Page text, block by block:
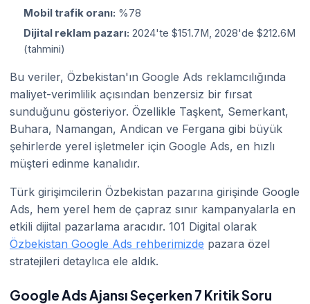
Mobil trafik oranı: %78
Dijital reklam pazarı: 2024'te $151.7M, 2028'de $212.6M
(tahmini)
Bu veriler, Özbekistan'ın Google Ads reklamcılığında
maliyet-verimlilik açısından benzersiz bir fırsat
sunduğunu gösteriyor. Özellikle Taşkent, Semerkant,
Buhara, Namangan, Andican ve Fergana gibi büyük
şehirlerde yerel işletmeler için Google Ads, en hızlı
müşteri edinme kanalıdır.
Türk girişimcilerin Özbekistan pazarına girişinde Google
Ads, hem yerel hem de çapraz sınır kampanyalarla en
etkili dijital pazarlama aracıdır. 101 Digital olarak
Özbekistan Google Ads rehberimizde pazara özel
stratejileri detaylıca ele aldık.
Google Ads Ajansı Seçerken 7 Kritik Soru